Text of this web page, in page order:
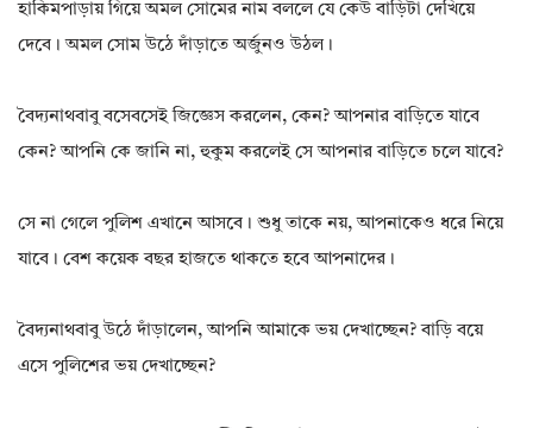
হাকিমপাড়ায় গিয়ে অমল সোমের নাম বললে যে কেউ বাড়িটা দেখিয়ে
দেবে। অমল সোম উঠে দাঁড়াতে অর্জুনও উঠল।
বৈদ্যনাথবাবু বসেবসেই জিজ্ঞেস করলেন, কেন? আপনার বাড়িতে যাবে
কেন? আপনি কে জানি না, হুকুম করলেই সে আপনার বাড়িতে চলে যাবে?
সে না গেলে পুলিশ এখানে আসবে। শুধু তাকে নয়, আপনাকেও ধরে নিয়ে
যাবে। বেশ কয়েক বছর হাজতে থাকতে হবে আপনাদের।
বৈদ্যনাথবাবু উঠে দাঁড়ালেন, আপনি আমাকে ভয় দেখাচ্ছেন? বাড়ি বয়ে
এসে পুলিশের ভয় দেখাচ্ছেন?